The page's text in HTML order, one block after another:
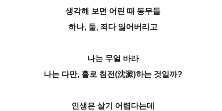
생각해 보면 어린 때 동무들
하나, 둘, 죄다 잃어버리고
나는 무얼 바라
나는 다만, 홀로 침전(沈澱)하는 것일까?
인생은 살기 어렵다는데